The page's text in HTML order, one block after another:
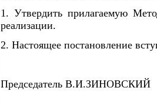
1. Утвердить прилагаемую
реализации.
2. Настоящее постановление
Председатель В.И.ЗИНОВСКИЙ